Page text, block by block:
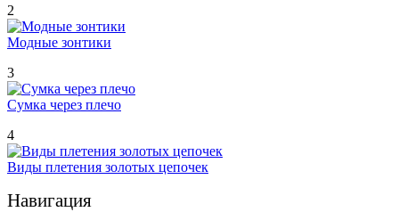
2
Модные зонтики
3
Сумка через плечо
4
Виды плетения золотых цепочек
Навигация